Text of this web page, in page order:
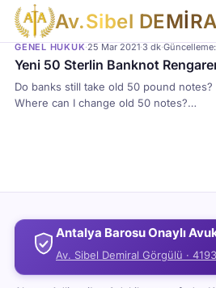
Av.Sibel DEMİRA
GENEL HUKUK·25 Mar 2021·3 dk·
Yeni 50 Sterlin Banknot
Do banks still take old 50 pound notes?
Where can I change old 50 notes?
Antalya Barosu Onaylı
Av. Sibel Demiral Görgülü ·